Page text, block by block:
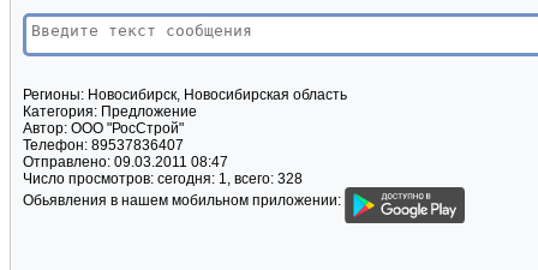
Регионы: Новосибирск, Новосибирская область
Категория: Предложение
Автор: ООО "РосСтрой"
Телефон: 89537836407
Отправлено: 09.03.2011 08:47
Число просмотров: сегодня: 1, всего: 328
Обьявления в нашем мобильном приложении: